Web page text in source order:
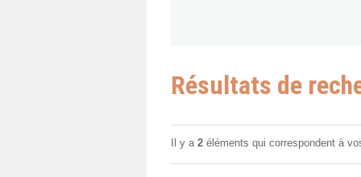
Résultats de
Il y a 2 éléments qui correspondent à